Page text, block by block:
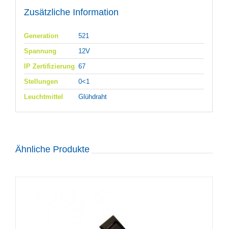
Zusätzliche Information
Generation
521
Spannung
12V
IP Zertifizierung 67
Stellungen
0<1
Leuchtmittel
Glühdraht
Ähnliche Produkte